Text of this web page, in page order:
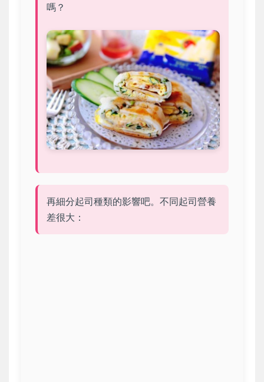
嗎？
再細分起司種類的影響吧。不同起司營養
差很大：